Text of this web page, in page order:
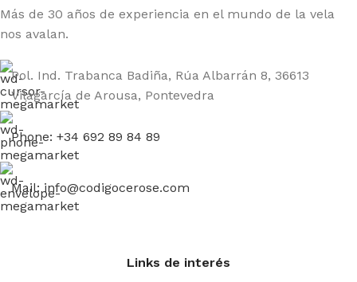
Amantes de las regatas y del trabajo en equipo.
Más de 30 años de experiencia en el mundo de la vela
nos avalan.
Pol. Ind. Trabanca Badiña, Rúa Albarrán 8, 36613
Vilagarcía de Arousa, Pontevedra
Phone: +34 692 89 84 89
Mail: info@codigocerose.com
Links de interés